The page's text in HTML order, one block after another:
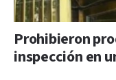
Prohibieron
inspección en